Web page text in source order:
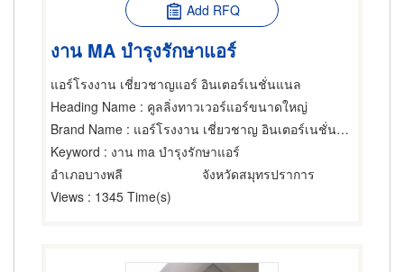
Add RFQ
งาน MA บำรุงรักษาแอร์
แอร์โรงงาน เชี่ยวชาญแอร์ อินเตอร์เนชั่นแนล
Heading Name : คูลลิ่งทาวเวอร์แอร์ขนาดใหญ่
Brand Name : แอร์โรงงาน เชี่ยวชาญ อินเตอร์เนชั่นแนล
Keyword : งาน ma บำรุงรักษาแอร์
อำเภอบางพลี
จังหวัดสมุทรปราการ
Views : 1345 Time(s)